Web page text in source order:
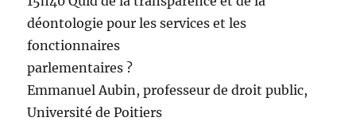
déontologie pour les services et les
fonctionnaires
parlementaires ?
Emmanuel Aubin, professeur de droit public,
Université de Poitiers